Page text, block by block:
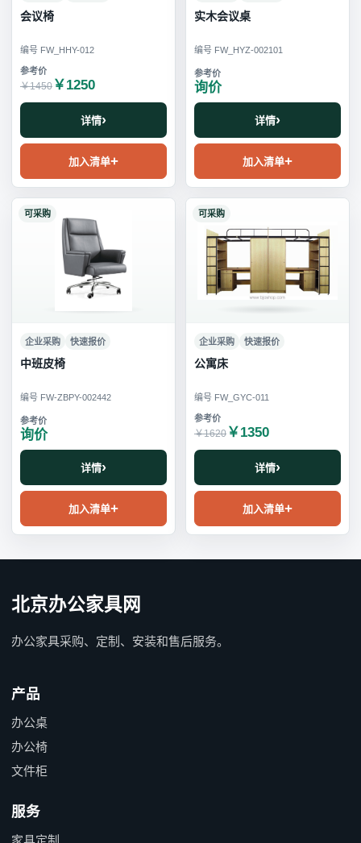
会议椅
编号 FW_HHY-012
￥1450 ￥1250
详情
加入清单
实木会议桌
编号 FW_HYZ-002101
询价
详情
加入清单
可采购
企业采购 快速报价
中班皮椅
编号 FW-ZBPY-002442
询价
详情
加入清单
可采购
企业采购 快速报价
公寓床
编号 FW_GYC-011
￥1620 ￥1350
详情
加入清单
北京办公家具网
办公家具采购、定制、安装和售后服务。
产品
办公桌
办公椅
文件柜
服务